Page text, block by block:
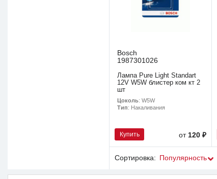
Bosch
1987301026
Лампа Pure Light Standart
12V W5W блистер ком кт 2
шт
Цоколь: W5W
Тип: Накаливания
Купить от 120 ₽
Сортировка: Популярность